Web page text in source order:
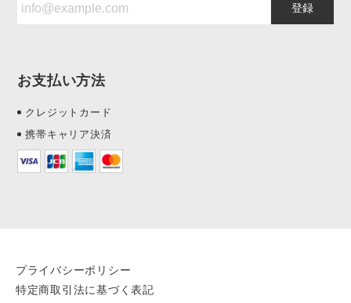
登録
お支払い方法
クレジットカード
携帯キャリア決済
プライバシーポリシー
特定商取引法に基づく表記